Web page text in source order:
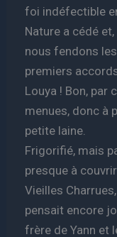
foi indéfectible
Nature a cédé
nous fendons
premiers
Louya ! Bon, par
menues, donc à
petite laine.
Frigorifié, mais
presque à
Vieilles
pensait encore
frère de Yann et